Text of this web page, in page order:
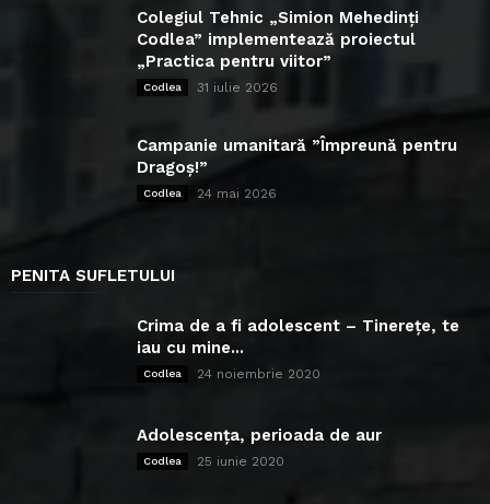
Colegiul Tehnic „Simion Mehedinți
Codlea” implementează proiectul
„Practica pentru viitor”
Codlea 31 iulie 2026
Campanie umanitară ”Împreună pentru
Dragoș!”
Codlea 24 mai 2026
PENITA SUFLETULUI
Crima de a fi adolescent – Tinerețe, te
iau cu mine...
Codlea 24 noiembrie 2020
Adolescența, perioada de aur
Codlea 25 iunie 2020